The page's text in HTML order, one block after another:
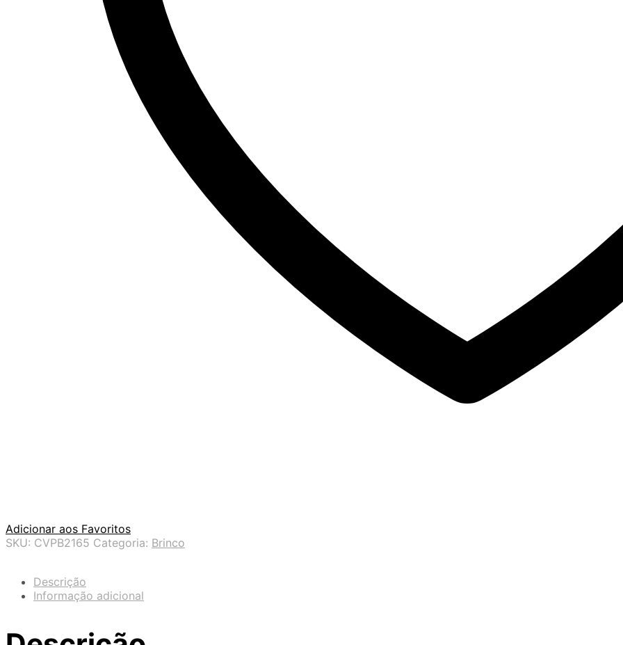
Adicionar aos Favoritos
SKU: CVPB2165 Categoria: Brinco
Descrição
Informação adicional